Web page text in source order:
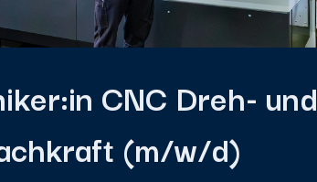
CNC Dreh- und
(m/w/d)